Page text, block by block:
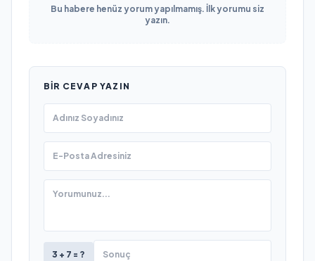
Bu habere henüz yorum yapılmamış. İlk yorumu siz
yazın.
BIR CEVAP YAZIN
3 + 7 = ?